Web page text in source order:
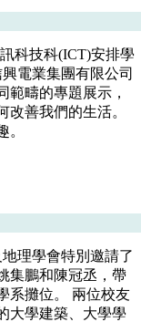
科技科(ICT)安排學
電業集團有限公司
範疇的專題展示，
改善我們的生活。
。
理學會特別邀請了
集鵬和陳冠丞，帶
系攤位。 兩位校友
大學建築、大學學